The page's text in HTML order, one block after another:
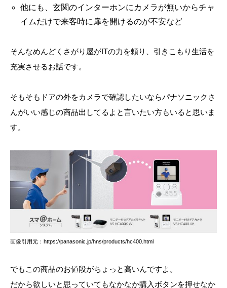
他にも、玄関のインターホンにカメラが無いからチャ
イムだけで来客時に扉を開けるのが不安など
そんなめんどくさがり屋がITの力を頼り、引きこもり生活を
充実させるお話です。
そもそもドアの外をカメラで確認したいならパナソニックさ
んがいい感じの商品出してるよと言いたい方もいると思いま
す。
画像引用元：https://panasonic.jp/hns/products/hc400.html
でもこの商品のお値段がちょっと高いんですよ。
だから欲しいと思っていてもなかなか購入ボタンを押せなか